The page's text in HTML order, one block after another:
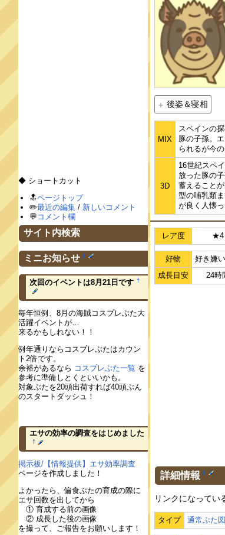
後姿＆寝相
MIX
スペインの
豚の子孫。
られるが今
3D
16世紀スペ
放った豚の
蓄えること
型の哺乳類
が良く人懐っ
レア度 ★4
好物 好き嫌
成長目安
24時
詳細情報 †
リンクになってい
タイプ 通常ぶた
◆ ショートカット
🔝ページトップ
✏️最近の編集 / 新しいコメント
💬 コメント欄
サイト内検索
ミニお知らせ †
次回のイベントは8月21日です †
毎年恒例、8月の海賊コスプレぶた大
活躍イベントが…
来るかもしれない！！
例年通りならコスプレぶたはカウン
ト2倍です。
余裕があるなら コスプレぶた一覧 を
参考に準備しとくといいかも。
対象ぶたを20頭出荷すれば40頭ぶん
のスタートダッシュ！
エサの効率の調査をはじめました
†
掲示板/【情報提供】エサ効率調査
ページを作成しました！
よかったら、偏食ぶたの育成の際に
エサ回数を出してから
① 育成する前の画像
② 成長した後の画像
を撮って、ご報告をお願いします！